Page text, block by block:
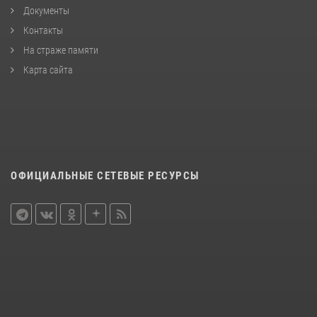
Документы
Контакты
На страже памяти
Карта сайта
ОФИЦИАЛЬНЫЕ СЕТЕВЫЕ РЕСУРСЫ